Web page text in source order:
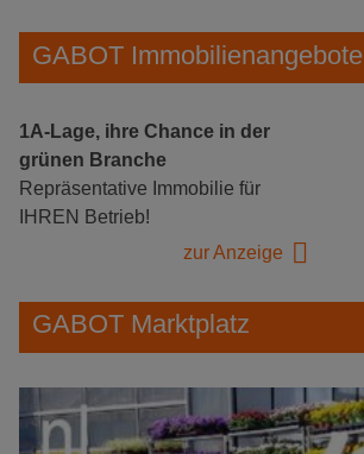
GABOT Immobilienangebote
1A-Lage, ihre Chance in der
grünen Branche
Repräsentative Immobilie für
IHREN Betrieb!
zur Anzeige
GABOT Marktplatz